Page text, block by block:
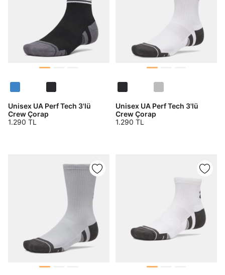
Unisex UA Perf Tech 3'lü
Crew Çorap
1.290 TL
Unisex UA Perf Tech 3'lü
Crew Çorap
1.290 TL